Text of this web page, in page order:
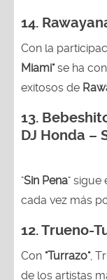
14.
Con la
Miami"se ha
exitosos de
13.
DJ Honda –
"Sin Pena" sigue
cada vez más
12.Trueno-
Con "Turrazo",
de los artistas